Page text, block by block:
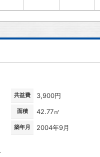
共益費 3,900円
面積 42.77㎡
築年月 2004年9月